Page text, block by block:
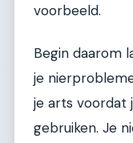
voorbeeld.
Begin daarom
je
je arts voordat
gebruiken. Je